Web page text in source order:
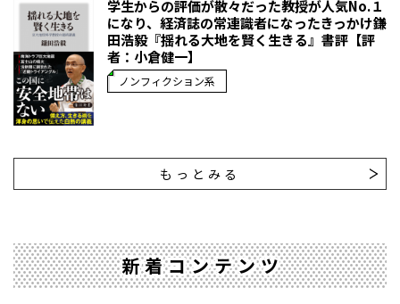
学生からの評価が散々だった教授が人気No.１
になり、経済誌の常連識者になったきっかけ――鎌
田浩毅『揺れる大地を賢く生きる』書評【評
者：小倉健一】
ノンフィクション系
もっとみる
新着コンテンツ